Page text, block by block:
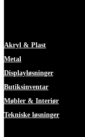
Akryl & Plast
Metal
Displayløsninger
Butiksinventar
Møbler & Interiør
Tekniske løsninger